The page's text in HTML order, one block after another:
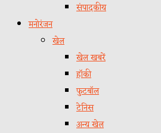
संपादकीय
मनोरंजन
खेल
खेल खबरें
हॉकी
फुटबॉल
टेनिस
अन्य खेल